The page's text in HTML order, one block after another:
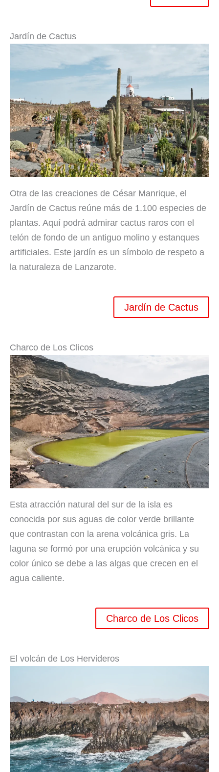
Jardín de Cactus
Otra de las creaciones de César Manrique, el
Jardín de Cactus reúne más de 1.100 especies de
plantas. Aquí podrá admirar cactus raros con el
telón de fondo de un antiguo molino y estanques
artificiales. Este jardín es un símbolo de respeto a
la naturaleza de Lanzarote.
Jardín de Cactus
Charco de Los Clicos
Esta atracción natural del sur de la isla es
conocida por sus aguas de color verde brillante
que contrastan con la arena volcánica gris. La
laguna se formó por una erupción volcánica y su
color único se debe a las algas que crecen en el
agua caliente.
Charco de Los Clicos
El volcán de Los Hervideros